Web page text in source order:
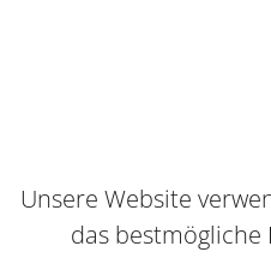
Unsere Website
das bestmögliche